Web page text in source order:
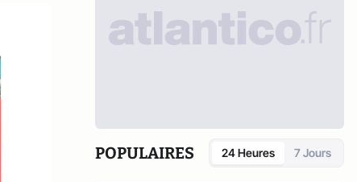
POPULAIRES 24 Heures 7 Jours